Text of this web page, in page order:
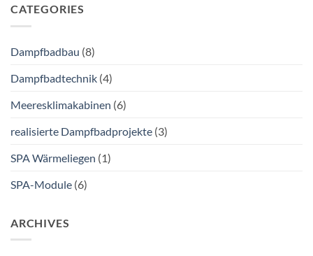
CATEGORIES
Dampfbadbau (8)
Dampfbadtechnik (4)
Meeresklimakabinen (6)
realisierte Dampfbadprojekte (3)
SPA Wärmeliegen (1)
SPA-Module (6)
ARCHIVES